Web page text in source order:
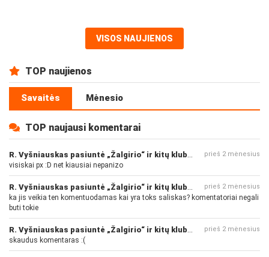
VISOS NAUJIENOS
TOP naujienos
Savaitės Mėnesio
TOP naujausi komentarai
prieš 2 mėnesius
visiskai px :D net kiausiai nepanizo
prieš 2 mėnesius
ka jis veikia ten komentuodamas kai yra toks saliskas? komentatoriai negali
buti tokie
prieš 2 mėnesius
skaudus komentaras :(